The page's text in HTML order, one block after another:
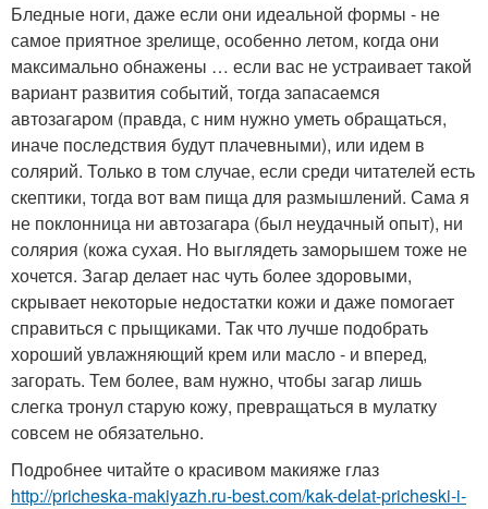
Бледные ноги, даже если они идеальной формы - не
самое приятное зрелище, особенно летом, когда они
максимально обнажены … если вас не устраивает такой
вариант развития событий, тогда запасаемся
автозагаром (правда, с ним нужно уметь обращаться,
иначе последствия будут плачевными), или идем в
солярий. Только в том случае, если среди читателей есть
скептики, тогда вот вам пища для размышлений. Сама я
не поклонница ни автозагара (был неудачный опыт), ни
солярия (кожа сухая. Но выглядеть заморышем тоже не
хочется. Загар делает нас чуть более здоровыми,
скрывает некоторые недостатки кожи и даже помогает
справиться с прыщиками. Так что лучше подобрать
хороший увлажняющий крем или масло - и вперед,
загорать. Тем более, вам нужно, чтобы загар лишь
слегка тронул старую кожу, превращаться в мулатку
совсем не обязательно.
Подробнее читайте о красивом макияже глаз
http://pricheska-makiyazh.ru-best.com/kak-delat-pricheski-i-